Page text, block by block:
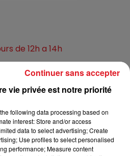
de 12h a 14h
16 min 17 sec
WISKART
vie privée est notre priorité
following data processing based on
interest: Store and/or access
data to select advertising; Create
Use profiles to select personalised
performance; Measure content
Continuer sans accepter